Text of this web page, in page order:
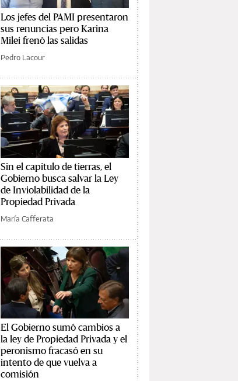
Los jefes del PAMI presentaron
sus renuncias pero Karina
Milei frenó las salidas
Pedro Lacour
Sin el capítulo de tierras, el
Gobierno busca salvar la Ley
de Inviolabilidad de la
Propiedad Privada
María Cafferata
El Gobierno sumó cambios a
la ley de Propiedad Privada y el
peronismo fracasó en su
intento de que vuelva a
comisión